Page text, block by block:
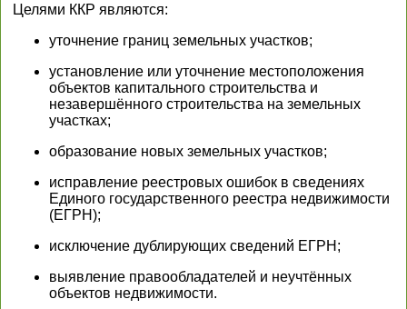
Целями ККР являются:
уточнение границ земельных участков;
установление или уточнение местоположения
объектов капитального строительства и
незавершённого строительства на земельных
участках;
образование новых земельных участков;
исправление реестровых ошибок в сведениях
Единого государственного реестра недвижимости
(ЕГРН);
исключение дублирующих сведений ЕГРН;
выявление правообладателей и неучтённых
объектов недвижимости.